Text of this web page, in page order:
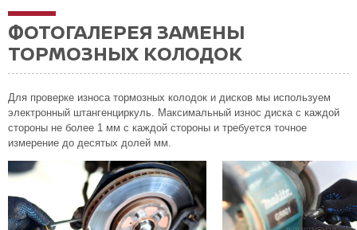
ФОТОГАЛЕРЕЯ ЗАМЕНЫ
ТОРМОЗНЫХ КОЛОДОК
Для проверке износа тормозных колодок и дисков мы используем
электронный штангенциркуль. Максимальный износ диска с каждой
стороны не более 1 мм с каждой стороны и требуется точное
измерение до десятых долей мм.